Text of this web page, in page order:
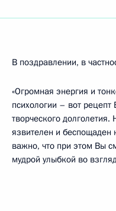
В поздравлении, в
«Огромная энергия и
психологии – вот рецепт
творческого
язвителен и
важно, что при этом Вы
мудрой улыбкой во